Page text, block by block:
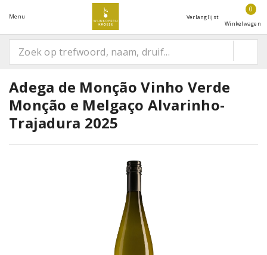
Menu Verlanglijst
0
Winkelwagen
Adega de Monção Vinho Verde
Monção e Melgaço Alvarinho-
Trajadura 2025